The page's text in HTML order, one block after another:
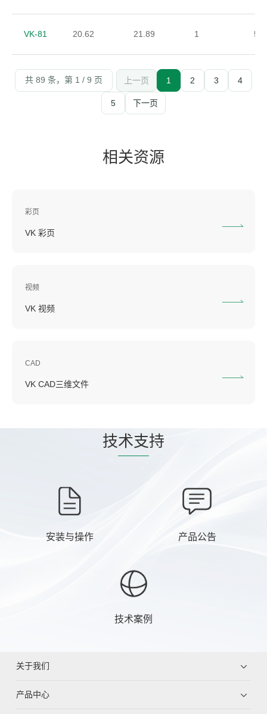
VK-81 20.62 21.89 1
共 89 条，第 1 / 9 页 上一页 1 2 3 4
5 下一页
相关资源
彩页
VK 彩页
视频
VK 视频
CAD
VK CAD三维文件
技术支持
安装与操作 产品公告
技术案例
关于我们
产品中心